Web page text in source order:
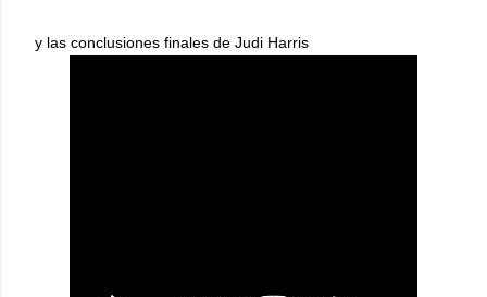
y las conclusiones finales de Judi Harris